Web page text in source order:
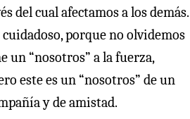
del cual afectamos a los demás.
porque no olvidemos
un “nosotros” a la fuerza,
este es un “nosotros” de un
y de amistad.